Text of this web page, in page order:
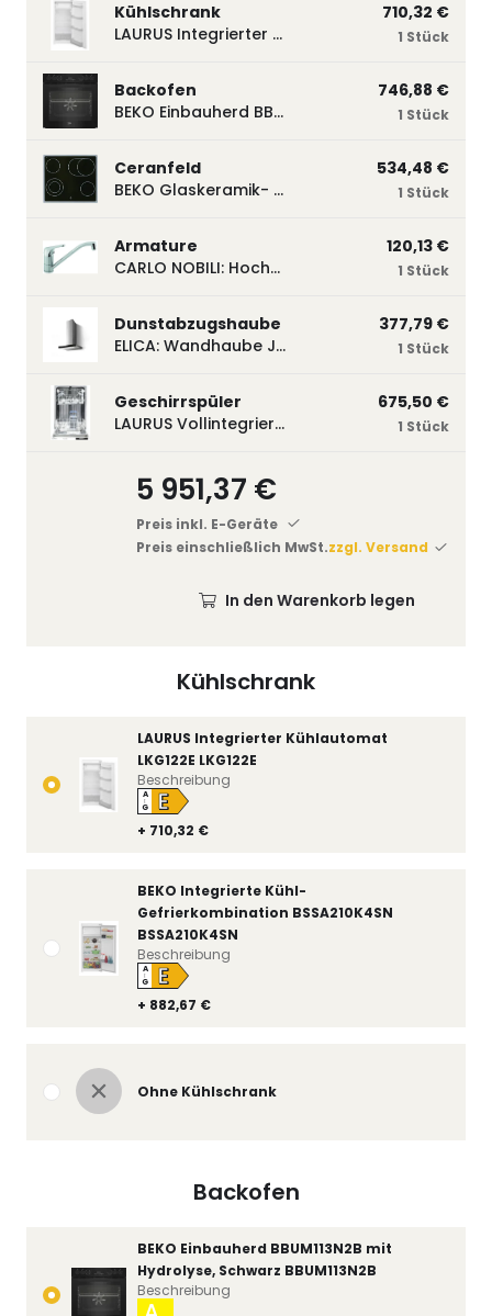
Kühlschrank
LAURUS Integrierter Kühlautomat
LKG122E LKG122E
+ 710,32 €
A
↑
G E
Beschreibung
BEKO Integrierte Kühl-
Gefrierkombination BSSA210K4SN
BSSA210K4SN
+ 882,67 €
A
↑
G E
Beschreibung
Ohne Kühlschrank
Backofen
BEKO Einbauherd BBUM113N2B mit
Hydrolyse, Schwarz BBUM113N2B
Beschreibung
Kühlschrank
LAURUS Integrierter Kühlautomat LKG122E LKG122E
710,32 €
1 Stück
Backofen
BEKO Einbauherd BBUM113N2B mit Hydrolyse, Schwarz BBUM113N2B
746,88 €
1 Stück
Ceranfeld
BEKO Glaskeramik- Strahlungskochfeld EH 9641 XHN, herdgebunden EH9641XHN
534,48 €
1 Stück
Armature
CARLO NOBILI: Hochdruck- Einhebelmischbatterie Blue, Mischbatterie verchromt 17770
120,13 €
1 Stück
Dunstabzugshaube
ELICA: Wandhaube JOYE 60-A,600 mm breit Edelstahl JOYE60A
377,79 €
1 Stück
Geschirrspüler
LAURUS Vollintegrierter Geschirrspüler LSV45-3, 450 mm breit, 3 Programme LSV45-3
675,50 €
1 Stück
5 951,37 €
Preis inkl. E-Geräte
Preis einschließlich MwSt.zzgl. Versand
In den Warenkorb legen